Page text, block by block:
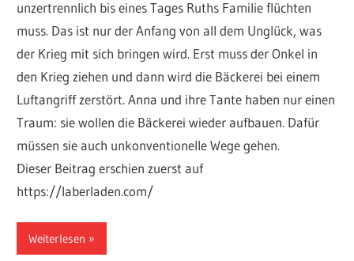
unzertrennlich bis eines Tages Ruths Familie flüchten
muss. Das ist nur der Anfang von all dem Unglück, was
der Krieg mit sich bringen wird. Erst muss der Onkel in
den Krieg ziehen und dann wird die Bäckerei bei einem
Luftangriff zerstört. Anna und ihre Tante haben nur einen
Traum: sie wollen die Bäckerei wieder aufbauen. Dafür
müssen sie auch unkonventionelle Wege gehen.
Dieser Beitrag erschien zuerst auf
https://laberladen.com/
Weiterlesen